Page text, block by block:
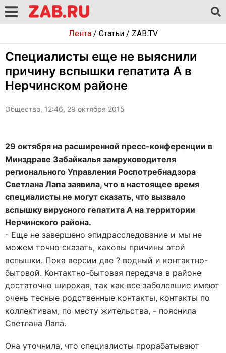
Лента/ Статьи/ ZAB.TV
Специалисты еще не выяснили
причину вспышки гепатита А в
Нерчинском районе
Общество, 12:46, 29 октября 2015
29 октября на расширенной пресс-конференции в
Минздраве Забайкалья замруководителя
регионального Управления Роспотребнадзора
Светлана Лапа заявила, что в настоящее время
специалисты не могут сказать, что вызвало
вспышку вирусного гепатита А на территории
Нерчинского района.
- Еще не завершено эпидрасследование и мы не
можем точно сказать, каковы причины этой
вспышки. Пока версии две ? водный и контактно-
бытовой. Контактно-бытовая передача в районе
достаточно широкая, так как все заболевшие имеют
очень тесные родственные контакты, контакты по
коллективам, по месту жительства, - пояснила
Светлана Лапа.
Она уточнила, что специалисты прорабатывают